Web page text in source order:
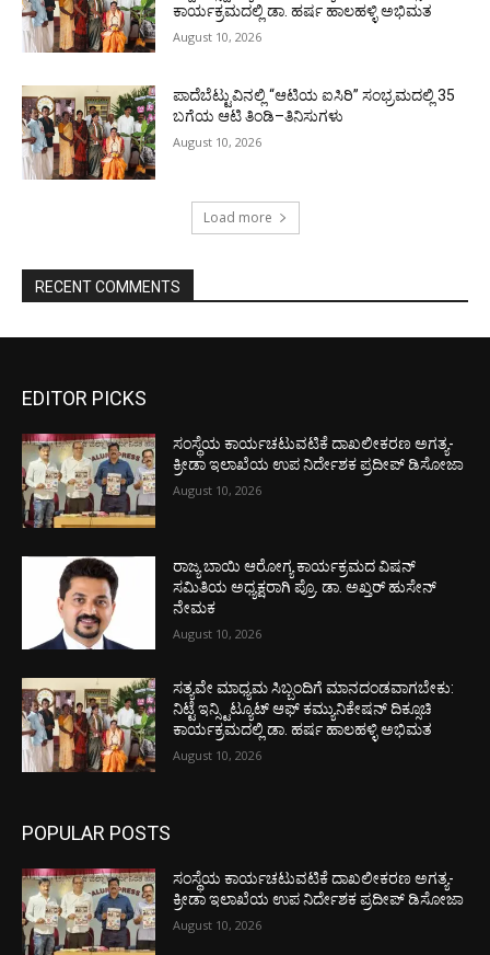
ಕಾರ್ಯಕ್ರಮದಲ್ಲಿ ಡಾ. ಹರ್ಷ ಹಾಲಹಳ್ಳಿ ಅಭಿಮತ
August 10, 2026
ಪಾದೆಬೆಟ್ಟುವಿನಲ್ಲಿ “ಆಟಿಯ ಐಸಿರಿ’’ ಸಂಭ್ರಮದಲ್ಲಿ 35
ಬಗೆಯ ಆಟಿ ತಿಂಡಿ–ತಿನಿಸುಗಳು
August 10, 2026
Load more
RECENT COMMENTS
EDITOR PICKS
ಸಂಸ್ಥೆಯ ಕಾರ್ಯಚಟುವಟಿಕೆ ದಾಖಲೀಕರಣ ಅಗತ್ಯ-
ಕ್ರೀಡಾ ಇಲಾಖೆಯ ಉಪ ನಿರ್ದೇಶಕ ಪ್ರದೀಪ್ ಡಿಸೋಜಾ
August 10, 2026
ರಾಜ್ಯ ಬಾಯಿ ಆರೋಗ್ಯ ಕಾರ್ಯಕ್ರಮದ ವಿಷನ್
ಸಮಿತಿಯ ಅಧ್ಯಕ್ಷರಾಗಿ ಪ್ರೊ. ಡಾ. ಅಖ್ತರ್ ಹುಸೇನ್
ನೇಮಕ
August 10, 2026
ಸತ್ಯವೇ ಮಾಧ್ಯಮ ಸಿಬ್ಬಂದಿಗೆ ಮಾನದಂಡವಾಗಬೇಕು:
ನಿಟ್ಟೆ ಇನ್ಸ್ಟಿಟ್ಯೂಟ್ ಆಫ್ ಕಮ್ಯುನಿಕೇಷನ್ ದಿಕ್ಸೂಚಿ
ಕಾರ್ಯಕ್ರಮದಲ್ಲಿ ಡಾ. ಹರ್ಷ ಹಾಲಹಳ್ಳಿ ಅಭಿಮತ
August 10, 2026
POPULAR POSTS
ಸಂಸ್ಥೆಯ ಕಾರ್ಯಚಟುವಟಿಕೆ ದಾಖಲೀಕರಣ ಅಗತ್ಯ-
ಕ್ರೀಡಾ ಇಲಾಖೆಯ ಉಪ ನಿರ್ದೇಶಕ ಪ್ರದೀಪ್ ಡಿಸೋಜಾ
August 10, 2026